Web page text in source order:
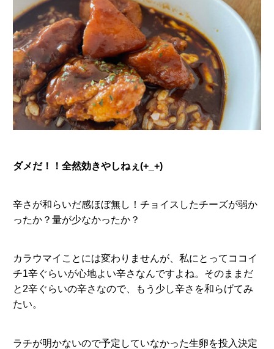
ダメだ！！全然効きやしねぇ(+_+)
辛さが和らいだ感ほぼ無し！チョイスしたチーズが弱か
ったか？量が少なかったか？
カラウマイことには変わりませんが、私にとってココイ
チ1辛ぐらいが心地よい辛さなんですよね。そのままだ
と2辛ぐらいの辛さなので、もう少し辛さを和らげてみ
たい。
ラチが明かないので予定していなかった生卵を投入決定